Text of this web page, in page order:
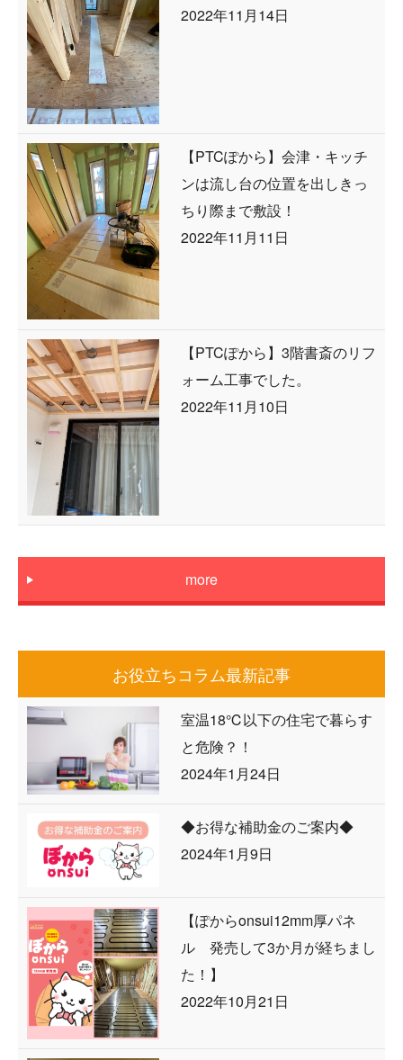
2022年11月14日
【PTCぽから】会津・キッチ
ンは流し台の位置を出しきっ
ちり際まで敷設！
2022年11月11日
【PTCぽから】3階書斎のリフ
ォーム工事でした。
2022年11月10日
more
お役立ちコラム最新記事
室温18℃以下の住宅で暮らす
と危険？！
2024年1月24日
◆お得な補助金のご案内◆
2024年1月9日
【ぽからonsui12mm厚パネ
ル 発売して3か月が経ちまし
た！】
2022年10月21日